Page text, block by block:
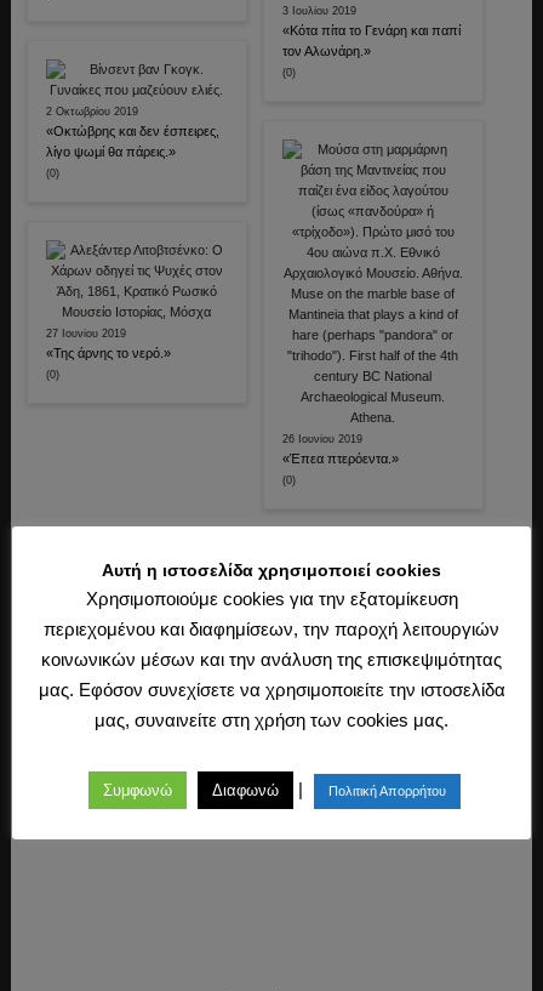
2 Οκτωβρίου 2019
«Οκτώβρης και δεν έσπειρες,
λίγο ψωμί θα πάρεις.»
(0)
27 Ιουνίου 2019
«Της άρνης το νερό.»
(0)
3 Ιουλίου 2019
«Κότα πίτα το Γενάρη και παπί
τον Αλωνάρη.»
(0)
26 Ιουνίου 2019
«Έπεα πτερόεντα.»
(0)
Load more posts
Αυτή η ιστοσελίδα χρησιμοποιεί cookies
Χρησιμοποιούμε cookies για την εξατομίκευση
περιεχομένου και διαφημίσεων, την παροχή λειτουργιών
κοινωνικών μέσων και την ανάλυση της επισκεψιμότητας
μας. Εφόσον συνεχίσετε να χρησιμοποιείτε την ιστοσελίδα
μας, συναινείτε στη χρήση των cookies μας.
Συμφωνώ Διαφωνώ | Πολιτική Απορρήτου